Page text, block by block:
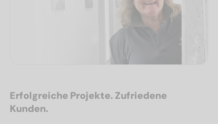
Erfolgreiche Projekte. Zufriedene
Kunden.